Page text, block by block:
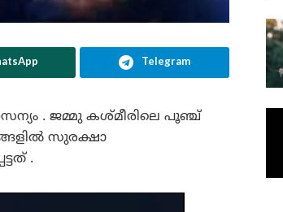
Telegram
. ജമ്മു കശ്മീരിലെ പൂഞ്ച്
സുരക്ഷാ
.